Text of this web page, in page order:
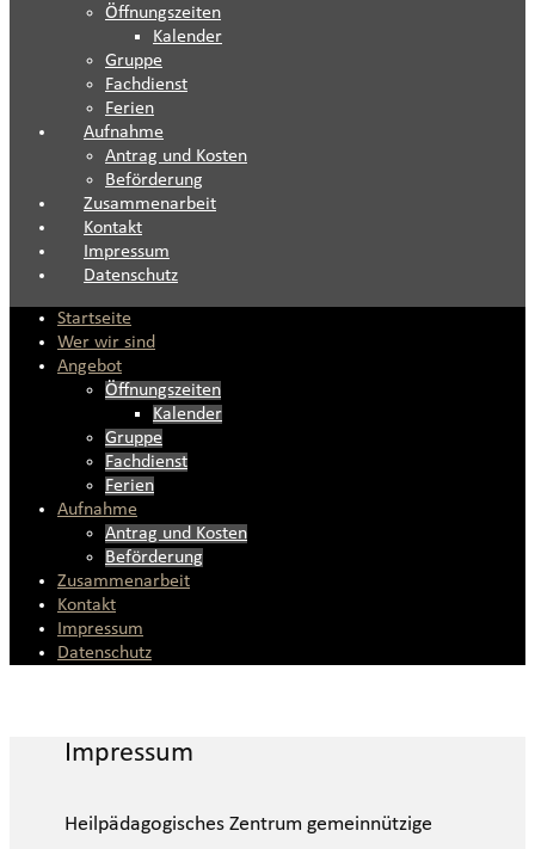
Öffnungszeiten
Kalender
Gruppe
Fachdienst
Ferien
Aufnahme
Antrag und Kosten
Beförderung
Zusammenarbeit
Kontakt
Impressum
Datenschutz
Startseite
Wer wir sind
Angebot
Öffnungszeiten
Kalender
Gruppe
Fachdienst
Ferien
Aufnahme
Antrag und Kosten
Beförderung
Zusammenarbeit
Kontakt
Impressum
Datenschutz
Impressum
Heilpädagogisches Zentrum gemeinnützige